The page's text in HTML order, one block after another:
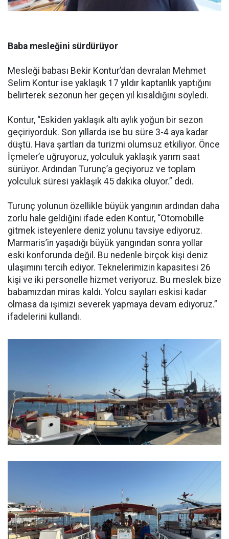
Baba mesleğini sürdürüyor
Mesleği babası Bekir Kontur’dan devralan Mehmet
Selim Kontur ise yaklaşık 17 yıldır kaptanlık yaptığını
belirterek sezonun her geçen yıl kısaldığını söyledi.
Kontur, “Eskiden yaklaşık altı aylık yoğun bir sezon
geçiriyorduk. Son yıllarda ise bu süre 3-4 aya kadar
düştü. Hava şartları da turizmi olumsuz etkiliyor. Önce
İçmeler’e uğruyoruz, yolculuk yaklaşık yarım saat
sürüyor. Ardından Turunç’a geçiyoruz ve toplam
yolculuk süresi yaklaşık 45 dakika oluyor.” dedi.
Turunç yolunun özellikle büyük yangının ardından daha
zorlu hale geldiğini ifade eden Kontur, “Otomobille
gitmek isteyenlere deniz yolunu tavsiye ediyoruz.
Marmaris’in yaşadığı büyük yangından sonra yollar
eski konforunda değil. Bu nedenle birçok kişi deniz
ulaşımını tercih ediyor. Teknelerimizin kapasitesi 26
kişi ve iki personelle hizmet veriyoruz. Bu meslek bize
babamızdan miras kaldı. Yolcu sayıları eskisi kadar
olmasa da işimizi severek yapmaya devam ediyoruz.”
ifadelerini kullandı.